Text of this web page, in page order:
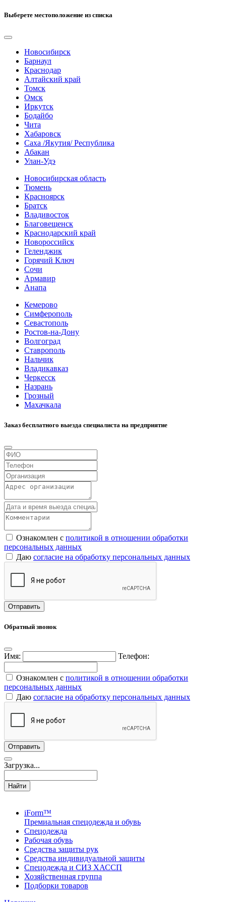
Выберете местоположение из списка
Новосибирск
Барнаул
Краснодар
Алтайский край
Томск
Омск
Иркутск
Бодайбо
Чита
Хабаровск
Саха /Якутия/ Республика
Абакан
Улан-Удэ
Новосибирская область
Тюмень
Красноярск
Братск
Владивосток
Благовещенск
Краснодарский край
Новороссийск
Геленджик
Горячий Ключ
Сочи
Армавир
Анапа
Кемерово
Симферополь
Севастополь
Ростов-на-Дону
Волгоград
Ставрополь
Нальчик
Владикавказ
Черкесск
Назрань
Грозный
Махачкала
Заказ бесплатного выезда специалиста на предприятие
Ознакомлен с политикой в отношении обработки
персональных данных
Даю согласие на обработку персональных данных
Обратный звонок
Имя: Телефон:
Ознакомлен с политикой в отношении обработки
персональных данных
Даю согласие на обработку персональных данных
Загрузка...
Найти
iForm™
Премиальная спецодежда и обувь
Спецодежда
Рабочая обувь
Средства защиты рук
Средства индивидуальной защиты
Спецодежда и СИЗ ХАССП
Хозяйственная группа
Подборки товаров